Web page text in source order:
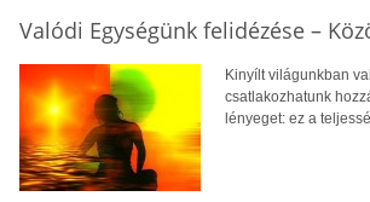
Valódi Egységünk felidézése –
Kinyílt világunkban
csatlakozhatunk
lényeget: ez a